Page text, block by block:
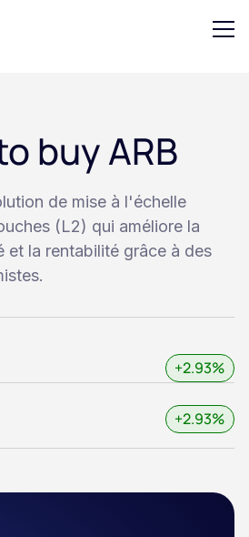
buy ARB
de mise à l'échelle
(L2) qui améliore la
et la rentabilité grâce à des
+2.93%
+2.93%